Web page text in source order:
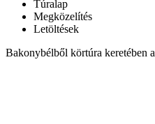
Túralap
Megközelítés
Letöltések
Bakonybélből körtúra keretében